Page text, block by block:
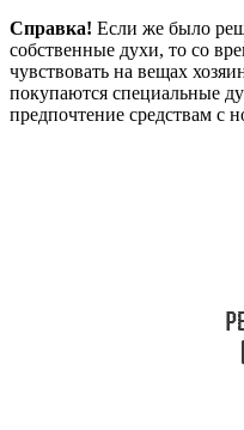
Справка! Если же было
собственные духи, то со
чувствовать на вещах
покупаются специальные
предпочтение средствам с